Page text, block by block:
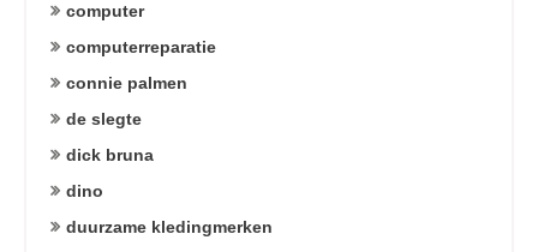
computer
computerreparatie
connie palmen
de slegte
dick bruna
dino
duurzame kledingmerken